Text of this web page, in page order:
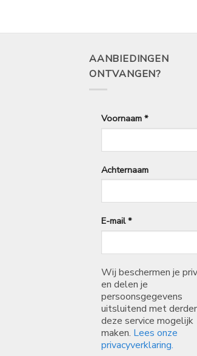
AANBIEDINGEN
ONTVANGEN?
Voornaam *
Achternaam
E-mail*
Wij beschermen je
en delen je
persoonsgegevens
uitsluitend met
deze service mogelijk
maken. Lees onze
privacyverklaring.